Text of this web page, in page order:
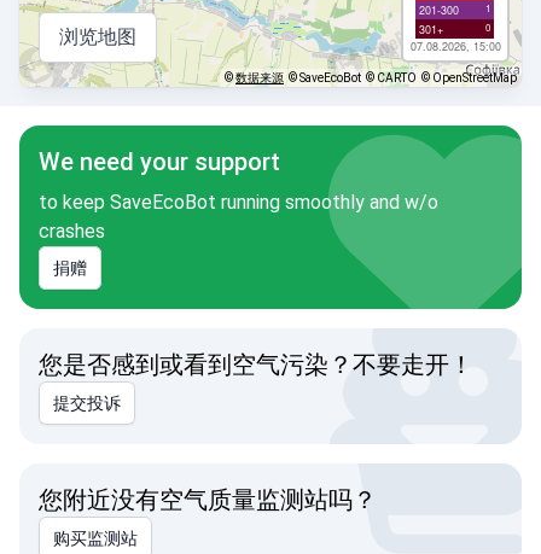
201-300 1
301+ 0
07.08.2026, 15:00
浏览地图
©数据来源 © SaveEcoBot © CARTO © OpenStreetMap
We need your support
to keep SaveEcoBot running smoothly and w/o
crashes
捐赠
您是否感到或看到空气污染？不要走开！
提交投诉
您附近没有空气质量监测站吗？
购买监测站